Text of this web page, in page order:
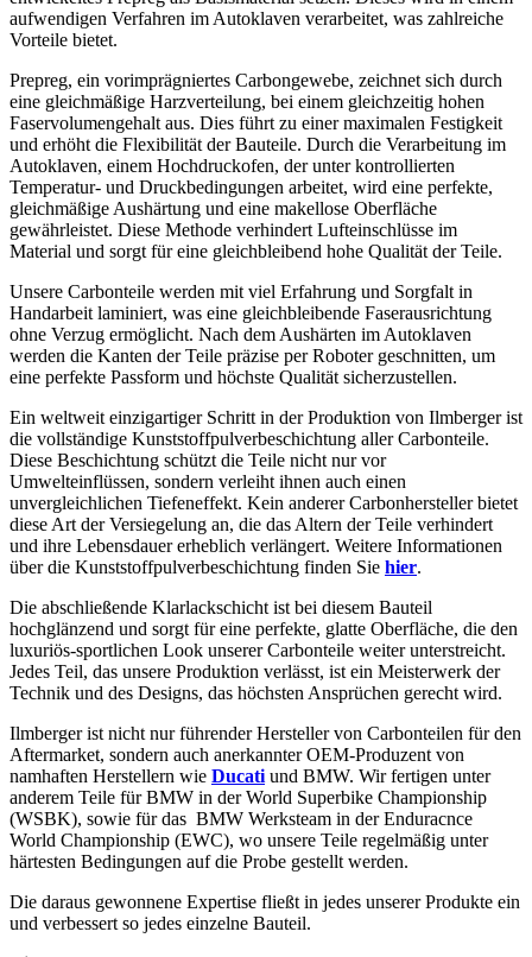
aufwendigen Verfahren im Autoklaven verarbeitet, was zahlreiche
Vorteile bietet.
Prepreg, ein vorimprägniertes Carbongewebe, zeichnet sich durch
eine gleichmäßige Harzverteilung, bei einem gleichzeitig hohen
Faservolumengehalt aus. Dies führt zu einer maximalen Festigkeit
und erhöht die Flexibilität der Bauteile. Durch die Verarbeitung im
Autoklaven, einem Hochdruckofen, der unter kontrollierten
Temperatur- und Druckbedingungen arbeitet, wird eine perfekte,
gleichmäßige Aushärtung und eine makellose Oberfläche
gewährleistet. Diese Methode verhindert Lufteinschlüsse im
Material und sorgt für eine gleichbleibend hohe Qualität der Teile.
Unsere Carbonteile werden mit viel Erfahrung und Sorgfalt in
Handarbeit laminiert, was eine gleichbleibende Faserausrichtung
ohne Verzug ermöglicht. Nach dem Aushärten im Autoklaven
werden die Kanten der Teile präzise per Roboter geschnitten, um
eine perfekte Passform und höchste Qualität sicherzustellen.
Ein weltweit einzigartiger Schritt in der Produktion von Ilmberger ist
die vollständige Kunststoffpulverbeschichtung aller Carbonteile.
Diese Beschichtung schützt die Teile nicht nur vor
Umwelteinflüssen, sondern verleiht ihnen auch einen
unvergleichlichen Tiefeneffekt. Kein anderer Carbonhersteller bietet
diese Art der Versiegelung an, die das Altern der Teile verhindert
und ihre Lebensdauer erheblich verlängert. Weitere Informationen
über die Kunststoffpulverbeschichtung finden Sie hier.
Die abschließende Klarlackschicht ist bei diesem Bauteil
hochglänzend und sorgt für eine perfekte, glatte Oberfläche, die den
luxuriös-sportlichen Look unserer Carbonteile weiter unterstreicht.
Jedes Teil, das unsere Produktion verlässt, ist ein Meisterwerk der
Technik und des Designs, das höchsten Ansprüchen gerecht wird.
Ilmberger ist nicht nur führender Hersteller von Carbonteilen für den
Aftermarket, sondern auch anerkannter OEM-Produzent von
namhaften Herstellern wie Ducati und BMW. Wir fertigen unter
anderem Teile für BMW in der World Superbike Championship
(WSBK), sowie für das BMW Werksteam in der Enduracnce
World Championship (EWC), wo unsere Teile regelmäßig unter
härtesten Bedingungen auf die Probe gestellt werden.
Die daraus gewonnene Expertise fließt in jedes unserer Produkte ein
und verbessert so jedes einzelne Bauteil.